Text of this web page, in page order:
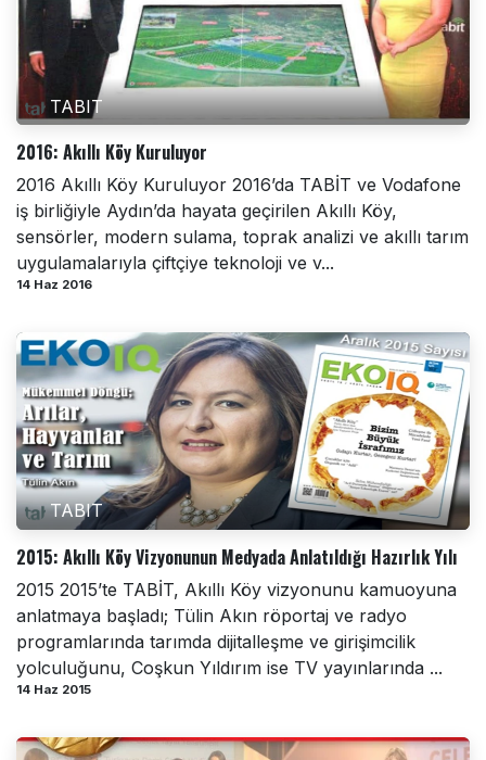
TABIT
2016: Akıllı Köy Kuruluyor
2016 Akıllı Köy Kuruluyor 2016’da TABİT ve Vodafone
iş birliğiyle Aydın’da hayata geçirilen Akıllı Köy,
sensörler, modern sulama, toprak analizi ve akıllı tarım
uygulamalarıyla çiftçiye teknoloji ve v...
14 Haz 2016
TABIT
2015: Akıllı Köy Vizyonunun Medyada Anlatıldığı Hazırlık Yılı
2015 2015’te TABİT, Akıllı Köy vizyonunu kamuoyuna
anlatmaya başladı; Tülin Akın röportaj ve radyo
programlarında tarımda dijitalleşme ve girişimcilik
yolculuğunu, Coşkun Yıldırım ise TV yayınlarında ...
14 Haz 2015